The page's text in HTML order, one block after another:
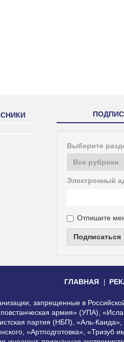
Выберите
Электронный
Отпишите
Подписаться
ГЛАВНАЯ
запрещенные в
армия» (УПА),
партия (НБП), «Аль-
«Артподготовка»,